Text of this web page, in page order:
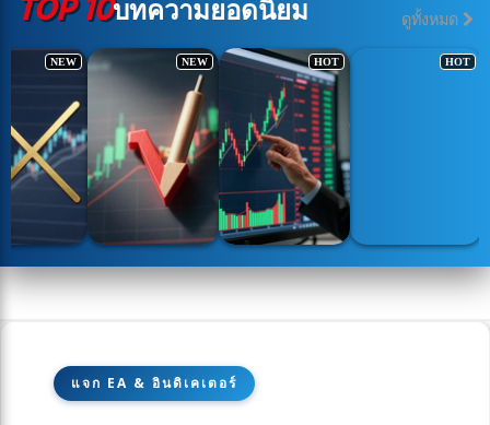
TOP 10บทความยอดนิยม ดูทั้งหมด
NEW NEW HOT HOT
แจก EA & อินดิเคเตอร์